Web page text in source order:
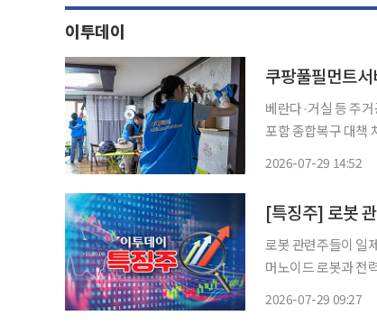
이투데이
쿠팡풀필먼트서
베란다·거실 등 주
포함 종합복구 대책 차원 쿠팡풀필먼트서비스(CFS)가 인천 석남동 물류센
2026-07-29 14:52
[특징주] 로봇
로봇 관련주들이 일
머노이드 로봇과 전
2026-07-29 09:27